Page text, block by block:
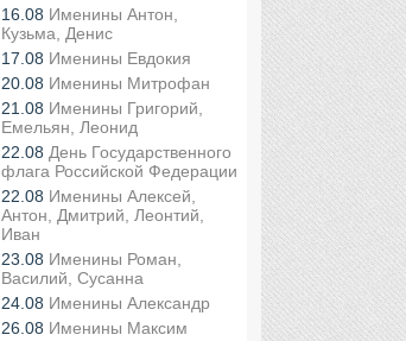
16.08 Именины Антон,
Кузьма, Денис
17.08 Именины Евдокия
20.08 Именины Митрофан
21.08 Именины Григорий,
Емельян, Леонид
22.08 День Государственного
флага Российской Федерации
22.08 Именины Алексей,
Антон, Дмитрий, Леонтий,
Иван
23.08 Именины Роман,
Василий, Сусанна
24.08 Именины Александр
26.08 Именины Максим